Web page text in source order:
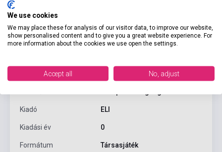
Termékjellemzők
9788853623379
Kiadó ELI
Kiadási év 0
Formátum Társasjáték
We use cookies
We may place these for analysis of our visitor data, to improve our website,
show personalised content and to give you a great website experience. For
more information about the cookies we use open the settings.
Accept all No, adjust